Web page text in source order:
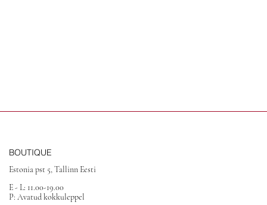
BOUTIQUE
Estonia pst 5, Tallinn Eesti
E - L: 11.00-19.00
P: Avatud kokkuleppel